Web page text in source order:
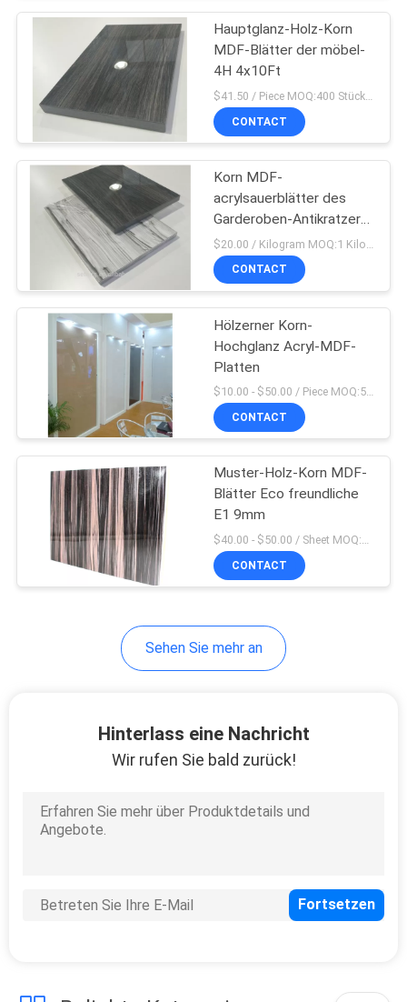
Hauptglanz-Holz-Korn
MDF-Blätter der möbel-
4H 4x10Ft
CONTACT
Korn MDF-
acrylsauerblätter des
Garderoben-Antikratzer-
6H hölzerne
CONTACT
Hölzerner Korn-
Hochglanz Acryl-MDF-
Platten
$10.00 - $50.00 / Piece MOQ:50-teilig/Stücke
CONTACT
Muster-Holz-Korn MDF-
Blätter Eco freundliche
E1 9mm
$40.00 - $50.00 / Sheet MOQ:50 Blatt/Blätter
CONTACT
Sehen Sie mehr an
Hinterlass eine Nachricht
Wir rufen Sie bald zurück!